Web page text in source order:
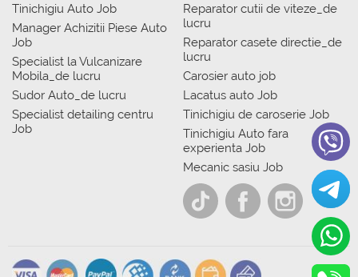
Tinichigiu Auto Job
Manager Achizitii Piese Auto
Job
Specialist la Vulcanizare
Mobila_de lucru
Sudor Auto_de lucru
Specialist detailing centru
Job
Reparator cutii de viteze_de
lucru
Reparator casete directie_de
lucru
Carosier auto job
Lacatus auto Job
Tinichigiu de caroserie Job
Tinichigiu Auto fara
experienta Job
Mecanic sasiu Job